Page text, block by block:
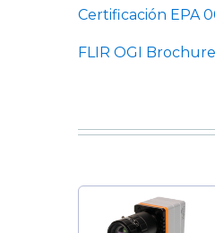
Certificación EPA
FLIR OGI